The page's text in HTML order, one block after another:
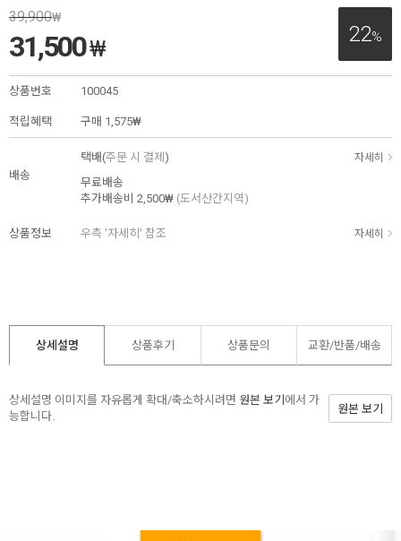
22%
39,900₩
31,500₩
상품번호 100045
적립혜택 구매 1,575₩
배송
택배(주문 시 결제 ) 자세히
무료배송
추가배송비 2,500₩ (도서산간지역)
상품정보 우측 '자세히' 참조 자세히
상세설명 상품후기 상품문의 교환/반품/배송
상세설명 이미지를 자유롭게 확대/축소하시려면 원본 보기 에서 가
능합니다.
원본 보기